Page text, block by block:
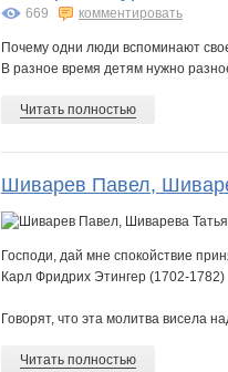
669
комментировать
Почему одни люди вспоминают
В разное время детям нужно
Читать полностью
Шиварев Павел,
Господи, дай мне спокойствие
Карл Фридрих Этингер (1702-1782)
Говорят, что эта молитва висела
Читать полностью